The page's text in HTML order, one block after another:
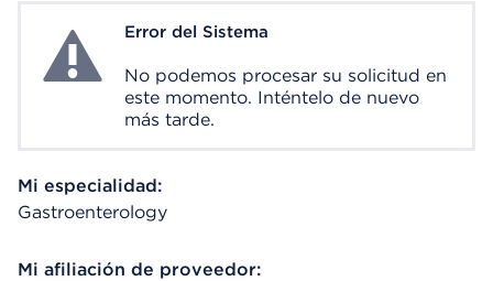
System ErrorError del Sistema
No podemos procesar su solicitud en
este momento. Inténtelo de nuevo
más tarde.
Mi especialidad:
Gastroenterology
Mi afiliación de proveedor: